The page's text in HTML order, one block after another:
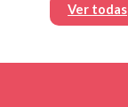
Ver todas